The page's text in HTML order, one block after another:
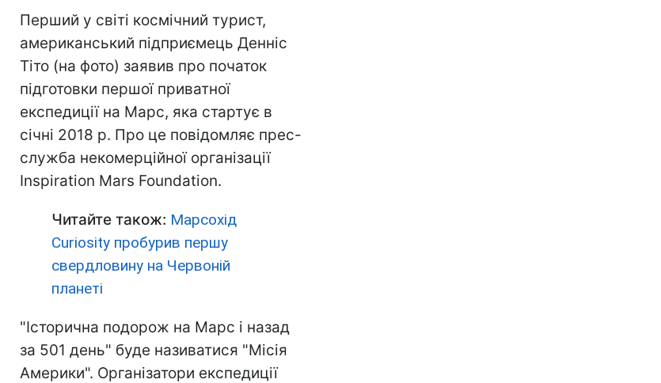
Перший у світі космічний турист,
американський підприємець Денніс
Тіто (на фото) заявив про початок
підготовки першої приватної
експедиції на Марс, яка стартує в
січні 2018 р. Про це повідомляє прес-
служба некомерційної організації
Inspiration Mars Foundation.
Читайте також: Марсохід
Curiosity пробурив першу
свердловину на Червоній
планеті
"Історична подорож на Марс і назад
за 501 день" буде називатися "Місія
Америки". Організатори експедиції